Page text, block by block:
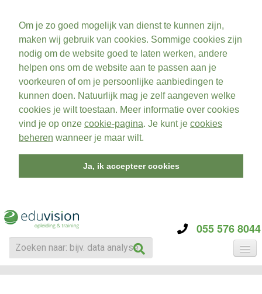
Om je zo goed mogelijk van dienst te kunnen zijn,
maken wij gebruik van cookies. Sommige cookies zijn
nodig om de website goed te laten werken, andere
helpen ons om de website aan te passen aan je
voorkeuren of om je persoonlijke aanbiedingen te
kunnen doen. Natuurlijk mag je zelf aangeven welke
cookies je wilt toestaan. Meer informatie over cookies
vind je op onze cookie-pagina. Je kunt je cookies
beheren wanneer je maar wilt.
Ja, ik accepteer cookies
055 576 8044
CATEGORIE